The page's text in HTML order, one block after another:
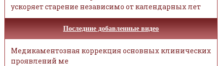
ускоряет старение независимо от календарных лет
Последние добавленные видео
Медикаментозная коррекция основных клинических
проявлений ме